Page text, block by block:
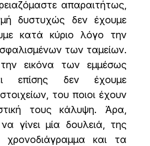
απαραιτήτως,
δυστυχώς δεν έχουμε
κατά κύριο λόγο την
των ταμείων.
εικόνα των εμμέσως
επίσης δεν έχουμε
του ποιοι έχουν
τους κάλυψη. Άρα,
γίνει μία δουλειά, της
χρονοδιάγραμμα και τα